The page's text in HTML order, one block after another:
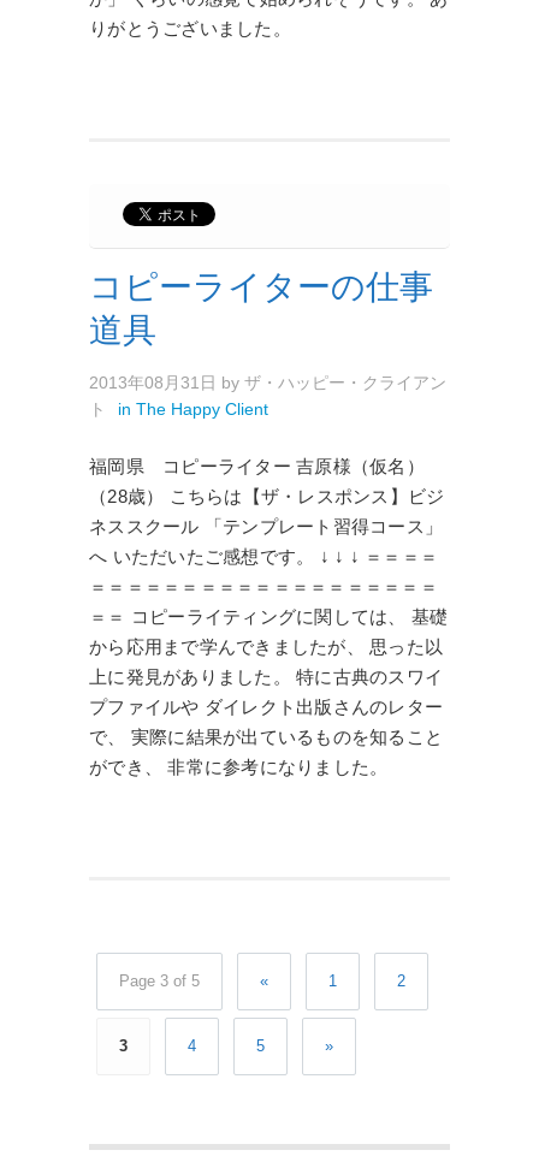
りがとうございました。
コピーライターの仕事
道具
2013年08月31日 by ザ・ハッピー・クライアン
ト
in The Happy Client
福岡県 コピーライター 吉原様（仮名）
（28歳） こちらは【ザ・レスポンス】ビジ
ネススクール 「テンプレート習得コース」
へ いただいたご感想です。 ↓ ↓ ↓ ＝＝＝＝
＝＝＝＝＝＝＝＝＝＝＝＝＝＝＝＝＝＝＝
＝＝ コピーライティングに関しては、 基礎
から応用まで学んできましたが、 思った以
上に発見がありました。 特に古典のスワイ
プファイルや ダイレクト出版さんのレター
で、 実際に結果が出ているものを知ること
ができ、 非常に参考になりました。
Page 3 of 5 « 1 2
3 4 5 »